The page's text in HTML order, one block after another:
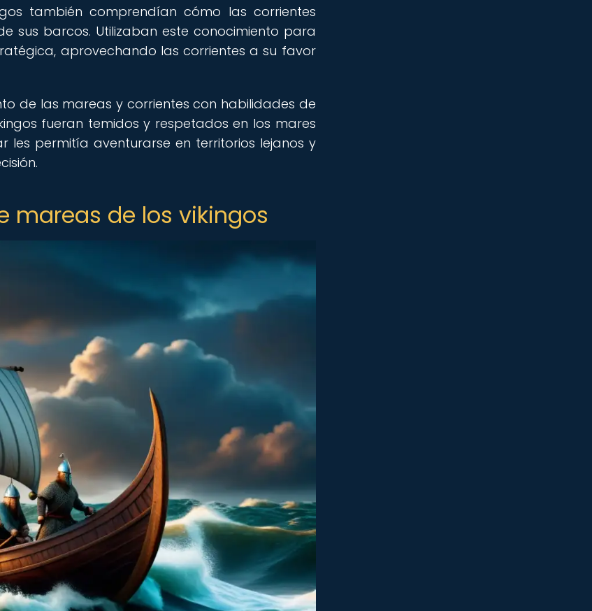
también comprendían cómo las corrientes
sus barcos. Utilizaban este conocimiento para
aprovechando las corrientes a su favor
de las mareas y corrientes con habilidades de
fueran temidos y respetados en los mares
les permitía aventurarse en territorios lejanos y
mareas de los vikingos